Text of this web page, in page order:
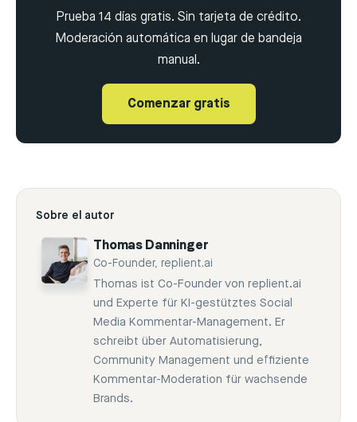
Prueba 14 días gratis. Sin tarjeta de crédito.
Moderación automática en lugar de bandeja
manual.
Comenzar gratis
Sobre el autor
Thomas Danninger
Co-Founder, replient.ai
Thomas ist Co-Founder von replient.ai
und Experte für KI-gestütztes Social
Media Kommentar-Management. Er
schreibt über Automatisierung,
Community Management und effiziente
Kommentar-Moderation für wachsende
Brands.